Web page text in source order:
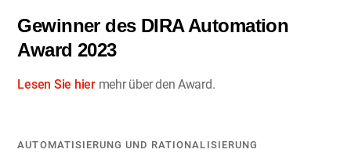
Gewinner des DIRA Automation
Award 2023
Lesen Sie hiermehr über den Award.
AUTOMATISIERUNG UND RATIONALISIERUNG